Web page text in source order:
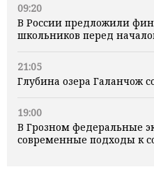
09:20
В России предложили
школьников перед
21:05
Глубина озера Галанчож
19:00
В Грозном федеральные
современные подходы к